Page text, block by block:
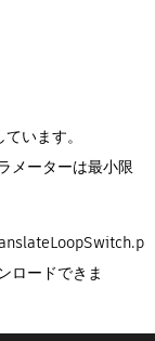
います。
メーターは最小限
ロードできま